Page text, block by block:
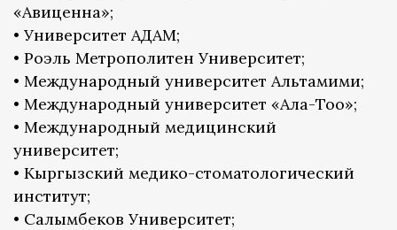
«Авиценна»;
• Университет АДАМ;
• Роэль Метрополитен Университет;
• Международный университет Альтамими;
• Международный университет «Ала-Тоо»;
• Международный медицинский
университет;
• Кыргызский медико-стоматологический
институт;
• Салымбеков Университет;